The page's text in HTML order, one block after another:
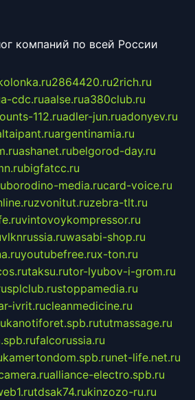
компаний по всей России
2864420.ru2rich.ru
a-cdc.ruaalse.rua380club.ru
112.ruadler-jun.ruadonyev.ru
argentinamia.ru
ashanet.rubelgorod-day.ru
bigfatcc.ru
borodino-media.rucard-voice.ru
zvonitut.ruzebra-tlt.ru
vintovoykompressor.ru
vlknrussia.ruwasabi-shop.ru
youtubefree.rux-ton.ru
taksu.rutor-lyubov-i-grom.ru
splclub.rustoppamedia.ru
ivrit.rucleanmedicine.ru
kanotiforet.spb.rututmassage.ru
falcorussia.ru
kamertondom.spb.runet-life.net.ru
alliance-electro.spb.ru
tdsak74.rukinzozo-ru.ru